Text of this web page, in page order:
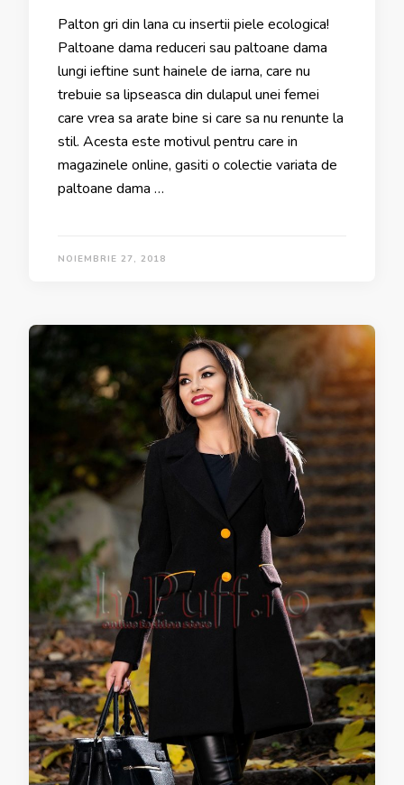
Palton gri din lana cu insertii piele ecologica!
Paltoane dama reduceri sau paltoane dama
lungi ieftine sunt hainele de iarna, care nu
trebuie sa lipseasca din dulapul unei femei
care vrea sa arate bine si care sa nu renunte la
stil. Acesta este motivul pentru care in
magazinele online, gasiti o colectie variata de
paltoane dama …
NOIEMBRIE 27, 2018